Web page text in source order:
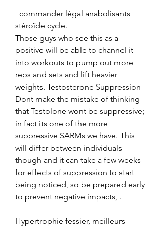
stéroïde cycle.
Those guys who see this as a
positive will be able to channel it
into workouts to pump out more
reps and sets and lift heavier
weights. Testosterone Suppression
Dont make the mistake of thinking
that Testolone wont be suppressive;
in fact its one of the more
suppressive SARMs we have. This
will differ between individuals
though and it can take a few weeks
for effects of suppression to start
being noticed, so be prepared early
to prevent negative impacts, .
Hypertrophie fessier, meilleurs